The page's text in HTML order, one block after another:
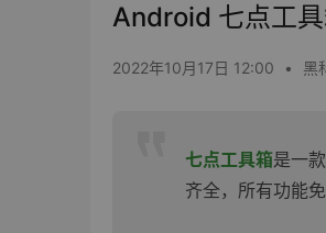
Android 七点工
2022年10月17日 12:00 • 黑
七点工具箱是一
齐全，所有功能